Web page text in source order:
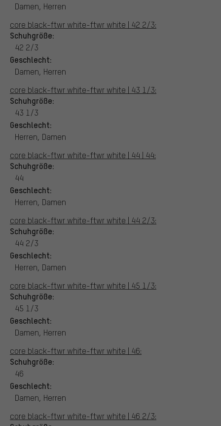
Damen, Herren
core black-ftwr white-ftwr white | 42 2/3:
Schuhgröße:
42 2/3
Geschlecht:
Damen, Herren
core black-ftwr white-ftwr white | 43 1/3:
Schuhgröße:
43 1/3
Geschlecht:
Herren, Damen
core black-ftwr white-ftwr white | 44 | 44:
Schuhgröße:
44
Geschlecht:
Herren, Damen
core black-ftwr white-ftwr white | 44 2/3:
Schuhgröße:
44 2/3
Geschlecht:
Herren, Damen
core black-ftwr white-ftwr white | 45 1/3:
Schuhgröße:
45 1/3
Geschlecht:
Damen, Herren
core black-ftwr white-ftwr white | 46:
Schuhgröße:
46
Geschlecht:
Damen, Herren
core black-ftwr white-ftwr white | 46 2/3: